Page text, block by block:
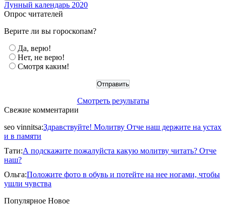
Лунный календарь 2020
Опрос читателей
Верите ли вы гороскопам?
Да, верю!
Нет, не верю!
Смотря каким!
Смотреть результаты
Свежие комментарии
seo vinnitsa:Здравствуйте! Молитву Отче наш держите на устах
и в памяти
Тати:А подскажите пожалуйста какую молитву читать? Отче
наш?
Ольга:Положите фото в обувь и потейте на нее ногами, чтобы
ушли чувства
Популярное Новое